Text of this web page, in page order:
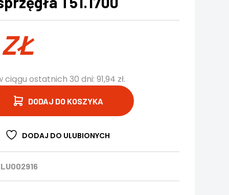
ZŁ
ciągu ostatnich 30 dni: 91,94 zł.
DODAJ DO KOSZYKA
DODAJ DO ULUBIONYCH